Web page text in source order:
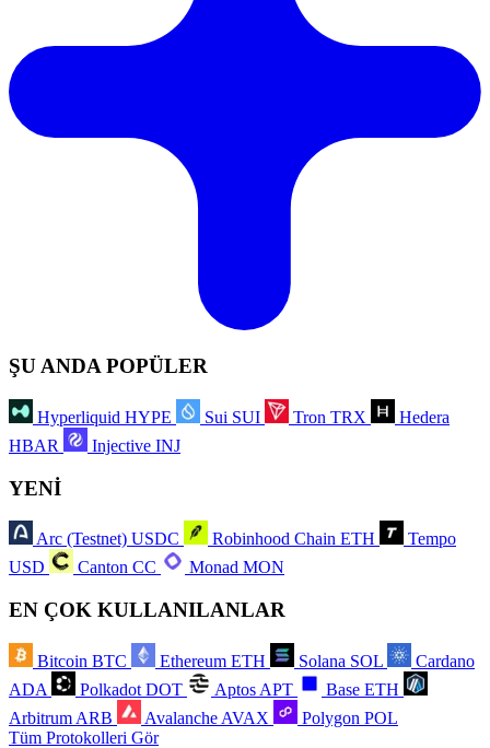
ŞU ANDA POPÜLER
Hyperliquid HYPE Sui SUI Tron TRX
Hedera
HBAR
Injective INJ
YENİ
Arc (Testnet) USDC Robinhood Chain ETH
Tempo
USD
Canton CC Monad MON
EN ÇOK KULLANILANLAR
Bitcoin BTC Ethereum ETH Solana SOL
Cardano
ADA
Polkadot DOT Aptos APT Base ETH
Arbitrum ARB Avalanche AVAX Polygon POL
Tüm Protokolleri Gör